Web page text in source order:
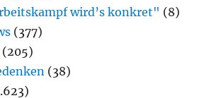
wird’s konkret" (8)
(377)
(205)
(38)